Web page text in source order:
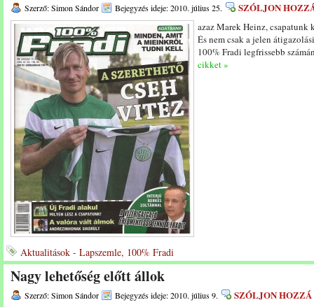
Szerző: Simon Sándor Bejegyzés ideje: 2010. július 25. SZÓLJON
azaz Marek Heinz,
És nem csak a jelen
100% Fradi legfrissebb
cikket »
Aktualitások - Lapszemle, 100% Fradi
Nagy lehetőség előtt állok
Szerző: Simon Sándor Bejegyzés ideje: 2010. július 9. SZÓLJON HOZZÁ